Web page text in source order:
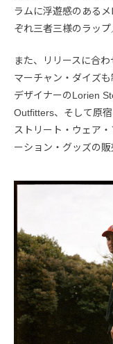
ラムに浮遊感のある
ぞれ三者三様のラッ
また、リリースに合
マーチャン・ダイズ
デザイナーのLorien
Outfitters、そして原
ストリート・ウェア
ーション・グッズの販